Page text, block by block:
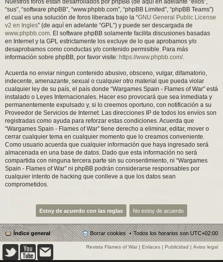
Nuestros foros están desarrollados por phpBB (de aquí en adelante “ellos”,
“sus”, “software phpBB”, “www.phpbb.com”, “phpBB Limited”, “phpBB Teams”)
el cual es una solución de foros liberada bajo la “GNU General Public License
v2 en Ingles” (de aquí en adelante “GPL”) y puede ser descargada de
www.phpbb.com. El software phpBB solamente facilita discusiones basadas
en Internet y la GPL estrictamente los excluye de lo que aprobamos y/o
desaprobamos como conductas y/o contenido permisible. Para más
información sobre phpBB, por favor visite: https://www.phpbb.com/.
Acuerda no enviar ningun contenido abusivo, obsceno, vulgar, difamatorio,
indecente, amenazante, sexual o cualquier otro material que pueda violar
cualquier ley de su país, el país donde “Wargames Spain - Flames of War” está
instalado o Leyes Internacionales. Hacer eso provocará que sea inmediata y
permanentemente expulsado y, si lo creemos oportuno, con notificación a su
Proveedor de Servicios de Internet. Las direcciones IP de todos los envíos son
registradas como ayuda para reforzar estas condiciones. Acuerda que
“Wargames Spain - Flames of War” tiene derecho a eliminar, editar, mover o
cerrar cualquier tema en cualquier momento que lo creamos conveniente.
Como usuario acuerda que cualquier información que haya ingresado será
almacenada en una base de datos. Dado que esta información no será
compartida con ninguna tercera parte sin su consentimiento, ni “Wargames
Spain - Flames of War” ni phpBB podrán considerarse responsables por
cualquier intento de hacking que conlleve a que los datos sean
comprometidos.
Índice general Todos los horarios sonUTC+02:00
Borrar cookies
Revista Flames of War | Enlaces | Publicidad | Aviso legal